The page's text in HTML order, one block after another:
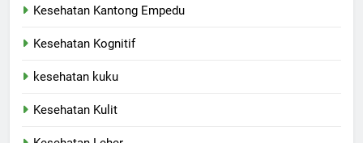
Kesehatan Kantong Empedu
Kesehatan Kognitif
kesehatan kuku
Kesehatan Kulit